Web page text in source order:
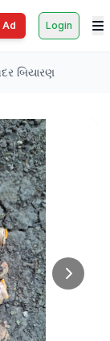
Ad Login
બિયારણ